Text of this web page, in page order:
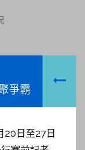
爭霸
20日至27日